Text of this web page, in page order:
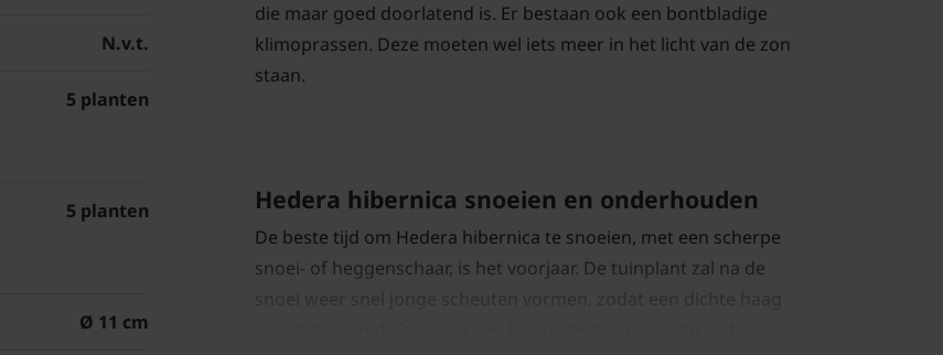
N.v.t.
5 planten
5 planten
Ø 11 cm
die maar goed doorlatend is. Er bestaan ook een bontbladige
klimoprassen. Deze moeten wel iets meer in het licht van de zon
staan.
Hedera hibernica snoeien en onderhouden
De beste tijd om Hedera hibernica te snoeien, met een scherpe
snoei- of heggenschaar, is het voorjaar. De tuinplant zal na de